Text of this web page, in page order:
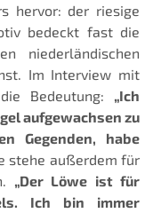
hervor: der riesige
bedeckt fast die
niederländischen
Im Interview mit
Bedeutung: „Ich
aufgewachsen zu
Gegenden, habe
stehe außerdem für
„Der Löwe ist für
Ich bin immer